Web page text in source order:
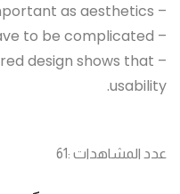
– Important as aesthetics.
– Design doesn’t have to be complicated
design shows that
usability.
عدد المشاهدات :61